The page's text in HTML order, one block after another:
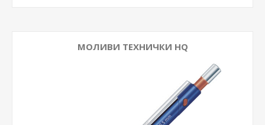
МОЛИВИ ТЕХНИЧКИ HQ